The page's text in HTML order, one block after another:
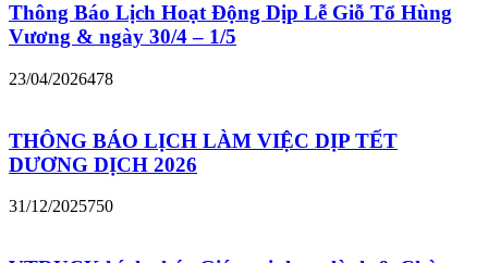
Thông Báo Lịch Hoạt Động Dịp Lễ Giỗ Tổ Hùng
Vương & ngày 30/4 – 1/5
23/04/2026478
THÔNG BÁO LỊCH LÀM VIỆC DỊP TẾT
DƯƠNG DỊCH 2026
31/12/2025750